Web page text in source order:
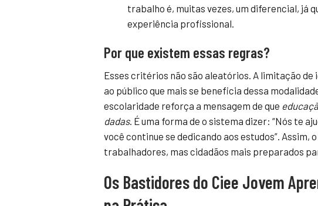
trabalho é, muitas vezes, um diferencial, já
experiência profissional.
Por que existem essas regras?
Esses critérios não são aleatórios. A limitação
ao público que mais se beneficia dessa
escolaridade reforça a mensagem de que
dadas. É uma forma de o sistema dizer: “Nós te
você continue se dedicando aos estudos”. Assim,
trabalhadores, mas cidadãos mais preparados
Os Bastidores do Ciee Jovem